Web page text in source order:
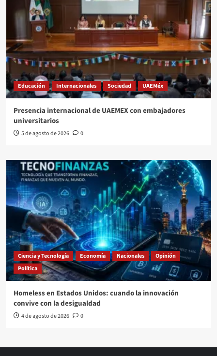
Educación Internacionales Sociedad UAEMéx
Presencia internacional de UAEMEX con embajadores
universitarios
5 de agosto de 2026 0
Ciencia y Tecnología Economía Nacionales
Opinión
Política
Homeless en Estados Unidos: cuando la innovación
convive con la desigualdad
4 de agosto de 2026 0